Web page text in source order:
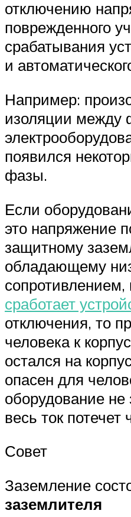
отключению
поврежденного
срабатывания
и
Например:
изоляции между
появился
фазы.
Если
это напряжение
защитному
обладающему
сработает
отключения, то
человека к
остался на
опасен для
оборудование
весь ток потечет
Совет
Заземление
заземлителя